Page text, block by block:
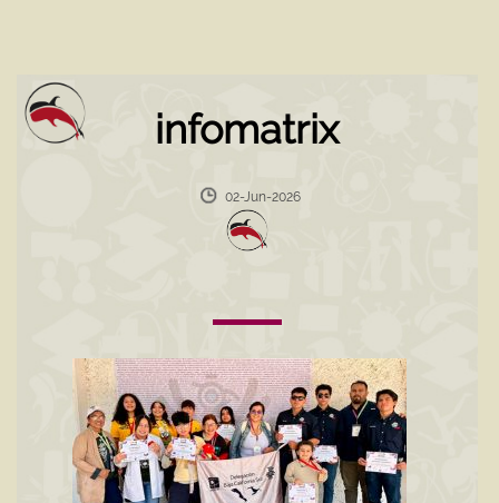
infomatrix
02-Jun-2026